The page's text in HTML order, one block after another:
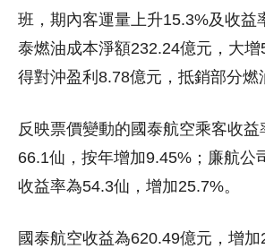
班，期內客運量上升15.3%及收益
泰燃油成本淨額232.24億元，大
得對沖盈利8.78億元，抵銷部分燃
反映票價變動的國泰航空乘客收
66.1仙，按年增加9.45%；廉航公
收益率為54.3仙，增加25.7%。
國泰航空收益為620.49億元，增